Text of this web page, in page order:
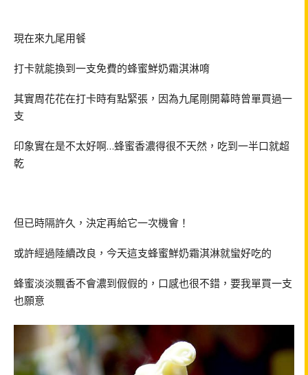
現在來九尾用餐
打卡就能換到一支免費的蜂蜜鮮奶霜淇淋唷
其實周花花在打卡時有點緊張，因為九尾剛開幕時曾單買過一
支
印象實在是不太好啊…蜂蜜香濃得很不天然，吃到一半口就超
乾
但已時隔許久，決定再給它一次機會！
或許經過陸續改良，今天這支蜂蜜鮮奶霜淇淋就蠻好吃的
蜂蜜淡淡飄香不會濃到假假的，口感也很不錯，要我單買一支
也願意